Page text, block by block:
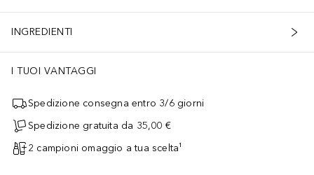
INGREDIENTI
I TUOI VANTAGGI
Spedizione consegna entro 3/6 giorni
Spedizione gratuita da 35,00 €
2 campioni omaggio a tua scelta¹